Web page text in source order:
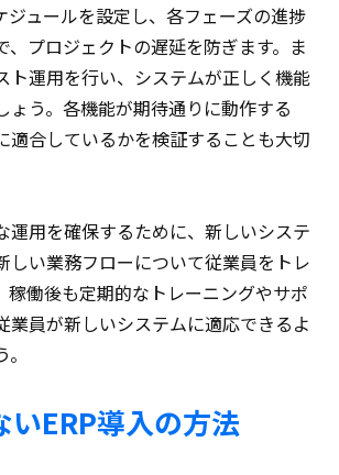
ジュールを設定し、各フェーズの進捗
、プロジェクトの遅延を防ぎます。ま
ト運用を行い、システムが正しく機能
ょう。各機能が期待通りに動作する
適合しているかを検証することも大切
運用を確保するために、新しいシステ
しい業務フローについて従業員をトレ
稼働後も定期的なトレーニングやサポ
業員が新しいシステムに適応できるよ
いERP導入の方法